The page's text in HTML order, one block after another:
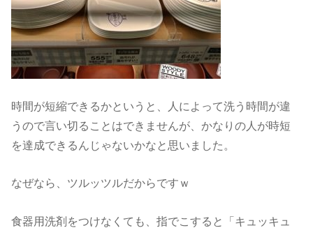
時間が短縮できるかというと、人によって洗う時間が違
うので言い切ることはできませんが、かなりの人が時短
を達成できるんじゃないかなと思いました。
なぜなら、ツルッツルだからですｗ
食器用洗剤をつけなくても、指でこすると「キュッキュ